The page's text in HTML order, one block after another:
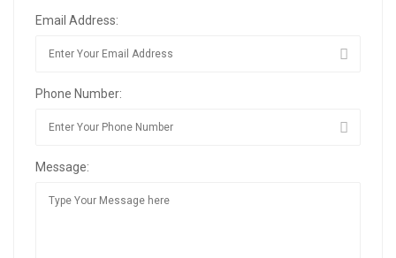
Email Address:
Phone Number:
Message: